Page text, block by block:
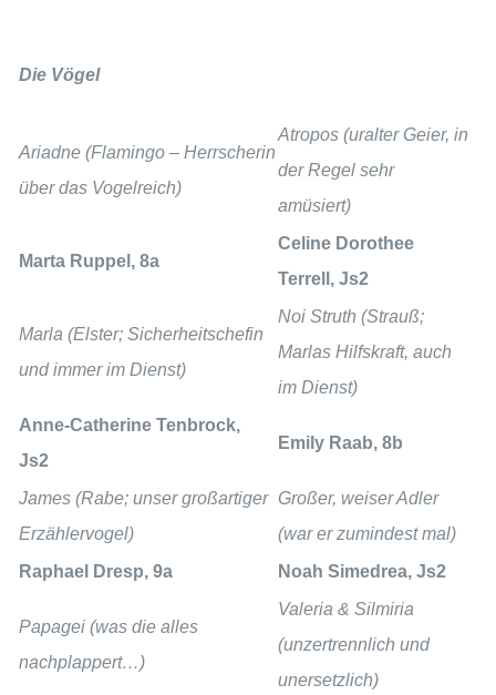
Die Vögel
Ariadne (Flamingo – Herrscherin
über das Vogelreich)
Atropos (uralter Geier, in
der Regel sehr
amüsiert)
Marta Ruppel, 8a
Celine Dorothee
Terrell, Js2
Marla (Elster; Sicherheitschefin
und immer im Dienst)
Noi Struth (Strauß;
Marlas Hilfskraft, auch
im Dienst)
Anne-Catherine Tenbrock,
Js2
Emily Raab, 8b
James (Rabe; unser großartiger
Erzählervogel)
Großer, weiser Adler
(war er zumindest mal)
Raphael Dresp, 9a
Noah Simedrea, Js2
Papagei(was die alles
nachplappert…)
Valeria & Silmiria
(unzertrennlich und
unersetzlich)